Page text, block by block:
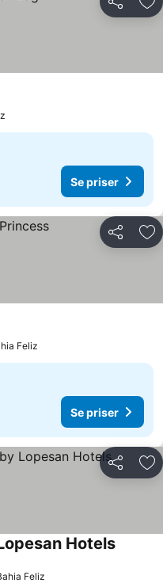
Del
Se priser
Del
Feliz
Se priser
Del
HotelsSe
Feliz